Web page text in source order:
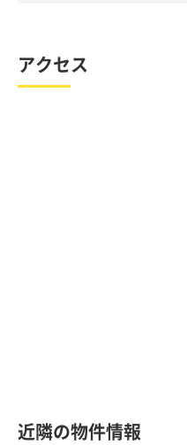
アクセス
近隣の物件情報